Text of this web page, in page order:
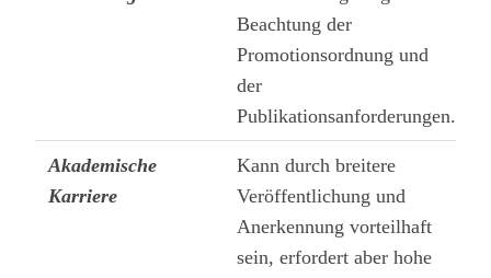
Beachtung der
Promotionsordnung und
der
Publikationsanforderungen.
Akademische
Karriere
Kann durch breitere
Veröffentlichung und
Anerkennung vorteilhaft
sein, erfordert aber hohe